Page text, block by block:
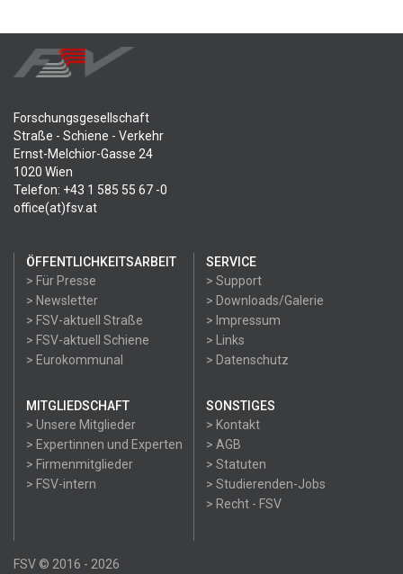
Forschungsgesellschaft
Straße - Schiene - Verkehr
Ernst-Melchior-Gasse 24
1020 Wien
Telefon: +43 1 585 55 67 -0
office(at)fsv.at
ÖFFENTLICHKEITSARBEIT
> Für Presse
> Newsletter
> FSV-aktuell Straße
> FSV-aktuell Schiene
> Eurokommunal
SERVICE
> Support
> Downloads/Galerie
> Impressum
> Links
> Datenschutz
MITGLIEDSCHAFT
> Unsere Mitglieder
> Expertinnen und Experten
> Firmenmitglieder
> FSV-intern
SONSTIGES
> Kontakt
> AGB
> Statuten
> Studierenden-Jobs
> Recht - FSV
FSV © 2016 - 2026